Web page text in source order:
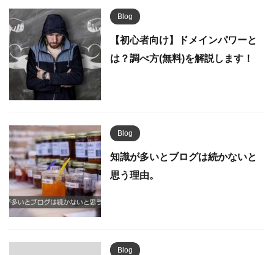
Blog
【初心者向け】ドメインパワーと
は？調べ方(無料)を解説します！
Blog
知識が多いとブログは続かないと
思う理由。
Blog